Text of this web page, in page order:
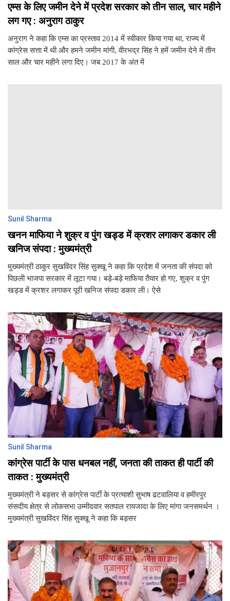
एम्स के लिए जमीन देने में प्रदेश सरकार को तीन साल, चार महीने
लग गए : अनुराग ठाकुर
अनुराग ने कहा कि एम्स का प्रस्ताव 2014 में स्वीकार किया गया था, राज्य में
कांग्रेस सत्ता में थी और हमने जमीन मांगी, वीरभद्र सिंह ने हमें जमीन देने में तीन
साल और चार महीने लगा दिए। जब 2017 के अंत में
Sunil Sharma
खनन माफिया ने शुक्र व पुंग खड्ड में क्रशर लगाकर डकार ली
खनिज संपदा : मुख्यमंत्री
मुख्यमंत्री ठाकुर सुखविंदर सिंह सुक्खू ने कहा कि प्रदेश में जनता की संपदा को
पिछली भाजपा सरकार में लूटा गया। बड़े-बड़े माफिया तैयार हो गए, शुक्र व पुंग
खड्ड में क्रशर लगाकर पूरी खनिज संपदा डकार ली। ऐसे
Sunil Sharma
कांग्रेस पार्टी के पास धनबल नहीं, जनता की ताकत ही पार्टी की
ताकत : मुख्यमंत्री
मुख्यमंत्री ने बड़सर से कांग्रेस पार्टी के प्रत्याशी सुभाष ढटवालिया व हमीरपुर
संसदीय क्षेत्र से लोकसभा उम्मीदवार सतपाल रायजादा के लिए मांगा जनसमर्थन ।
मुख्यमंत्री सुखविंदर सिंह सुक्खू ने कहा कि बड़सर